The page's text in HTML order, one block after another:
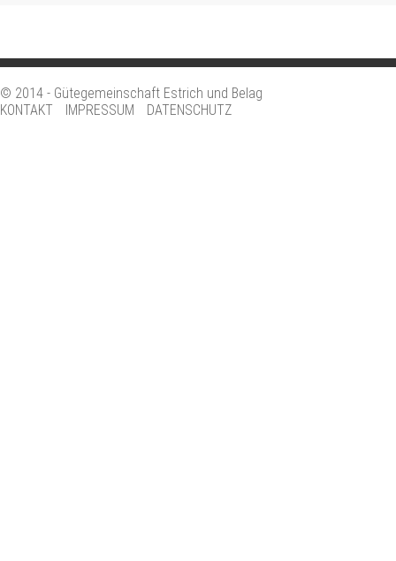
© 2014 - Gütegemeinschaft Estrich und Belag
KONTAKT
IMPRESSUM DATENSCHUTZ